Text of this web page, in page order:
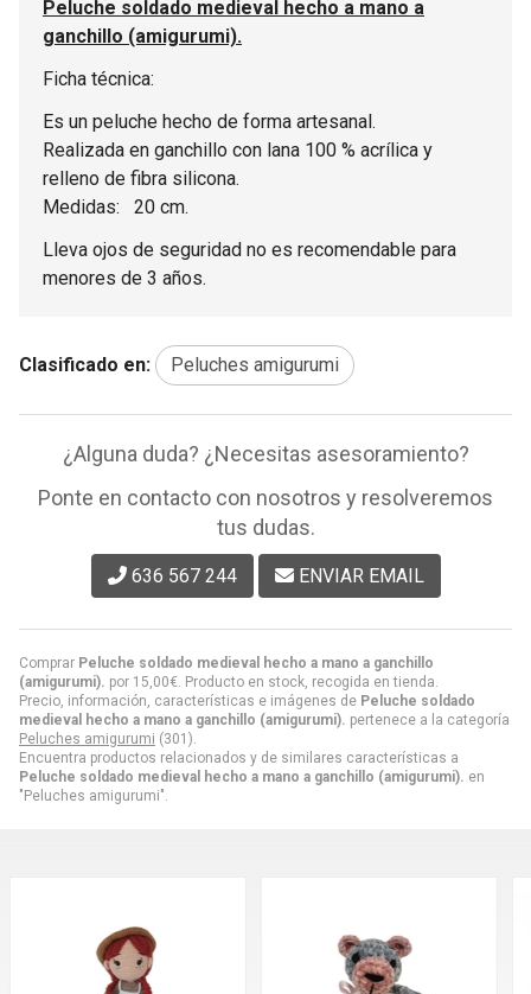
Comprar Peluche soldado medieval hecho a mano a ganchillo
(amigurumi). por 15,00€ . Producto en stock, recogida en tienda.
Precio, información, características e imágenes de Peluche soldado
medieval hecho a mano a ganchillo (amigurumi). pertenece a la categoría
Peluches amigurumi (301).
Encuentra productos relacionados y de similares características a
Peluche soldado medieval hecho a mano a ganchillo (amigurumi). en
"Peluches amigurumi".
Peluche soldado medieval hecho a mano a
ganchillo (amigurumi).
Ficha técnica:
Es un peluche hecho de forma artesanal.
Realizada en ganchillo con lana 100 % acrílica y
relleno de fibra silicona.
Medidas: 20 cm.
Lleva ojos de seguridad no es recomendable para
menores de 3 años.
Clasificado en: Peluches amigurumi
¿Alguna duda? ¿Necesitas asesoramiento?
Ponte en contacto con nosotros y resolveremos
tus dudas.
636 567 244 ENVIAR EMAIL